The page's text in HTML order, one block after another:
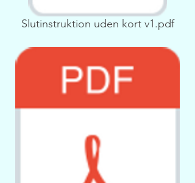
Slutinstruktion uden kort v1.pdf